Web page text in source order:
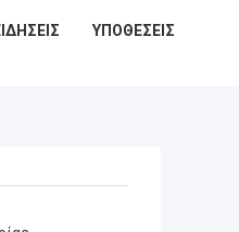
ΥΠΟΘΈΣΕΙΣ